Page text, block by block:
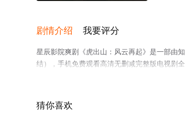
剧情介绍 我要评分
星辰影院爽剧《虎出山：风云再起》是一部由
结），手机免费观看高清无删减完整版电视剧
猜你喜欢